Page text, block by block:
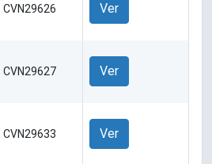
CVN29626 Ver
CVN29627 Ver
CVN29633 Ver